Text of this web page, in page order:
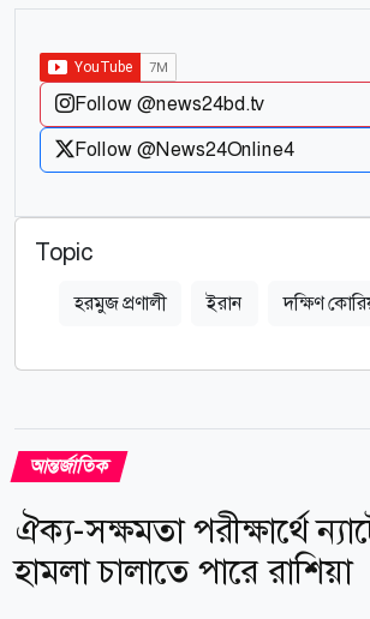
Follow @news24bd.tv
Follow @News24Online4
Topic
হরমুজ প্রণালী ইরান দক্ষিণ
আন্তর্জাতিক
ঐক্য-সক্ষমতা পরীক্ষার্থে
হামলা চালাতে পারে রাশিয়া